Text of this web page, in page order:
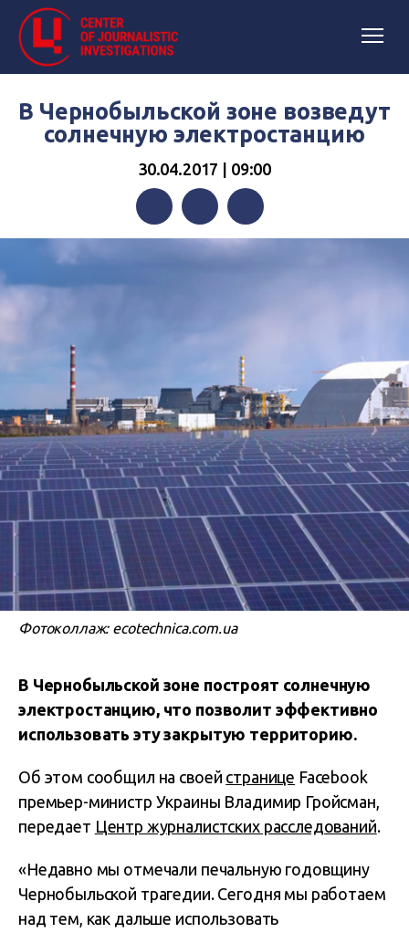
В Чернобыльской зоне возведут
солнечную электростанцию
30.04.2017 | 09:00
FacebookTwitterTelegram
Фотоколлаж: ecotechnica.com.ua
В Чернобыльской зоне построят солнечную
электростанцию, что позволит эффективно
использовать эту закрытую территорию.
Об этом сообщил на своей странице Facebook
премьер-министр Украины Владимир Гройсман,
передает Центр журналистских расследований.
«Недавно мы отмечали печальную годовщину
Чернобыльской трагедии. Сегодня мы работаем
над тем, как дальше использовать